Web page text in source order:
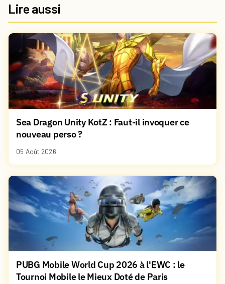
Lire aussi
Sea Dragon Unity KotZ : Faut-il invoquer ce
nouveau perso ?
05 Août 2026
PUBG Mobile World Cup 2026 à l'EWC : le
Tournoi Mobile le Mieux Doté de Paris